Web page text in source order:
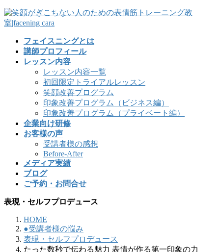
フェイスニングとは
講師プロフィール
レッスン内容
レッスン内容一覧
初回限定トライアルレッスン
笑顔改善プログラム
印象改善プログラム（ビジネス編）
印象改善プログラム（プライベート編）
企業向け研修
お客様の声
受講者様の感想
Before-After
メディア実績
ブログ
ご予約・お問合せ
表現・セルフプロデュース
HOME
●受講者様の悩み
表現・セルフプロデュース
たった数秒で伝わる魅力 表情が作る第一印象の力